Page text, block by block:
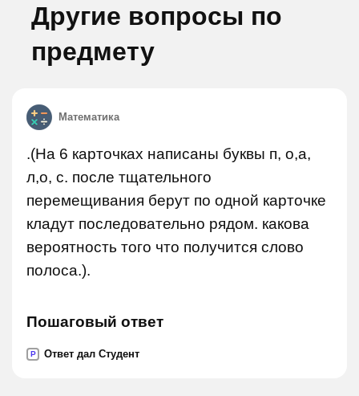
Другие вопросы по
предмету
Математика
.(На 6 карточках написаны буквы п, о,а,
л,о, с. после тщательного
перемещивания берут по одной карточке
кладут последовательно рядом. какова
вероятность того что получится слово
полоса.).
Пошаговый ответ
P Ответ дал Студент